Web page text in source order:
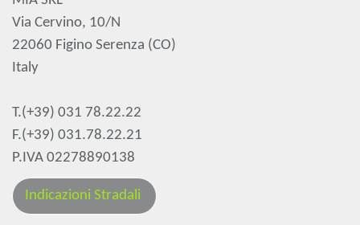
Via Cervino, 10/N
22060 Figino Serenza (CO)
Italy
T.(+39) 031 78.22.22
F.(+39) 031.78.22.21
P.IVA 02278890138
Indicazioni Stradali